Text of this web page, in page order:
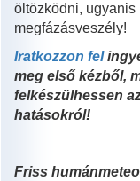
öltözködni, ugyanis
megfázásveszély!
Iratkozzon fel
meg első kézből,
felkészülhessen
hatásokról!
Friss